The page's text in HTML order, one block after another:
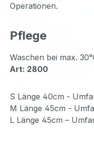
Operationen.
Pflege
Waschen bei max.
Art: 2800
S Länge 40cm -
M Länge 45cm -
L Länge 45cm –